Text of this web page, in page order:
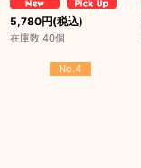
5,780円(税込)
在庫数 40個
No.4